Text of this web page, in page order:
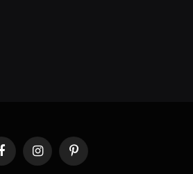
FacebookInstagramPinterest